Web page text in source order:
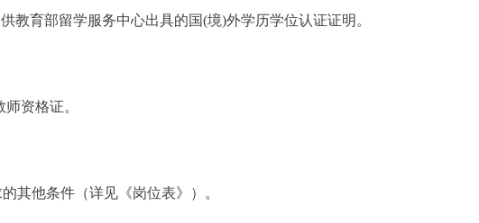
教育部留学服务中心出具的国(境)外学历学位认证证明。
资格证。
其他条件（详见《岗位表》）。